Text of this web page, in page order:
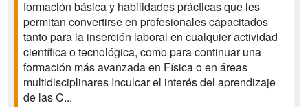
formación básica y habilidades prácticas que les
permitan convertirse en profesionales capacitados
tanto para la inserción laboral en cualquier actividad
científica o tecnológica, como para continuar una
formación más avanzada en Física o en áreas
multidisciplinares Inculcar el interés del aprendizaje
de las C...